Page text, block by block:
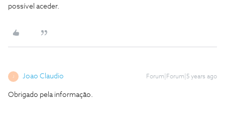
possível aceder.
Joao Claudio Forum|Forum|5 years ago
Obrigado pela informação.